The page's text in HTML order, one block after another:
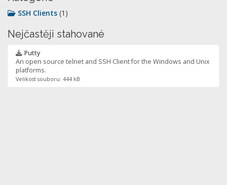
SSH Clients (1)
Nejčastěji stahované
Putty
An open source telnet and SSH Client for the Windows and Unix
platforms.
Velikost souboru: 444 kB